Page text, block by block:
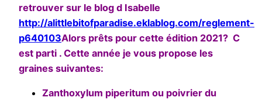
retrouver sur le blog d Isabelle
http://alittlebitofparadise.eklablog.com/reglement-
p640103Alors prêts pour cette édition 2021? C
est parti . Cette année je vous propose les
graines suivantes:
Zanthoxylum piperitum ou poivrier du